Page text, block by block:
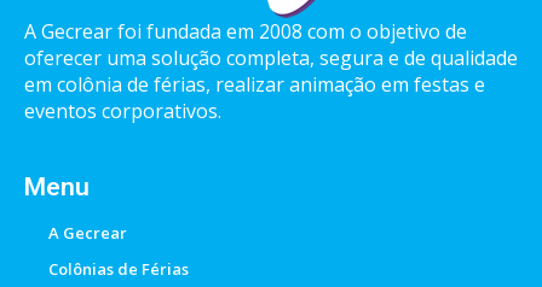
A Gecrear foi fundada em 2008 com o objetivo de
oferecer uma solução completa, segura e de qualidade
em colônia de férias, realizar animação em festas e
eventos corporativos.
Menu
A Gecrear
Colônias de Férias